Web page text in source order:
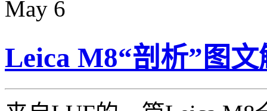
May 6
Leica M8“剖析”图文